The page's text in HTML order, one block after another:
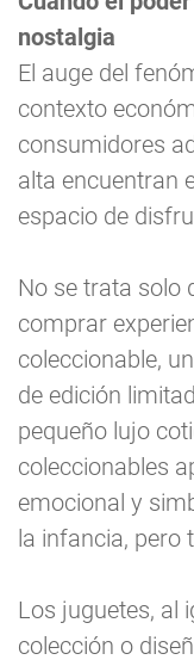
nostalgia
El auge del
contexto
consumidores
alta encuentran
espacio de
No se trata solo
comprar
coleccionable,
de edición
pequeño lujo
coleccionables
emocional y
la infancia, pero
Los juguetes, al
colección o